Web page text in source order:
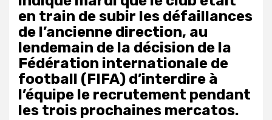
en train de subir les défaillances
de l’ancienne direction, au
lendemain de la décision de la
Fédération internationale de
football (FIFA) d’interdire à
l’équipe le recrutement pendant
les trois prochaines mercatos.